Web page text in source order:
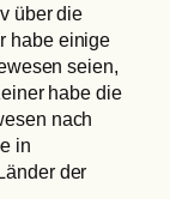
über die
habe einige
seien,
habe die
nach
in
der